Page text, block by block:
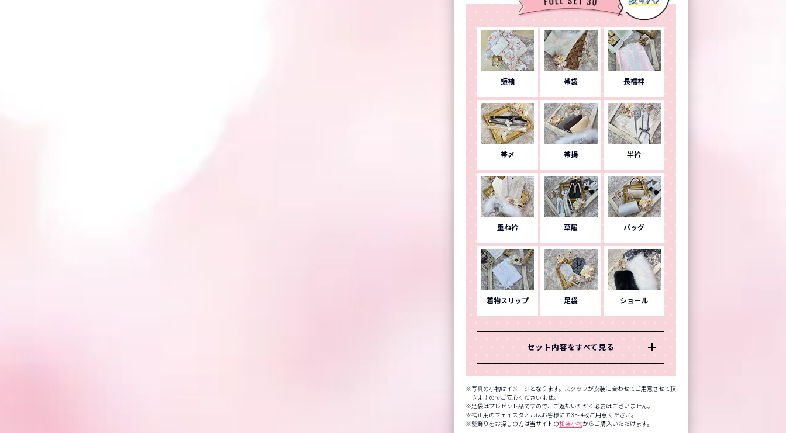
振袖 帯袋 長襦袢
帯〆 帯揚 半衿
重ね衿 草履 バッグ
着物スリップ 足袋 ショール
セット内容をすべて見る
写真の小物はイメージとなります。スタッフが衣装に合わせてご用意させて頂
きますのでご安心くださいませ。
足袋はプレゼント品ですので、ご返却いただく必要はございません。
補正用のフェイスタオルはお客様にて3～4枚ご用意ください。
髪飾りをお探しの方は当サイトの和装小物からご購入いただけます。